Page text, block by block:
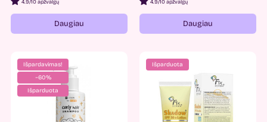
4.9/10 apžvalgų
Daugiau
4.9/10 apžvalgų
Daugiau
Išpardavimas!
−60%
Išparduota
Išparduota